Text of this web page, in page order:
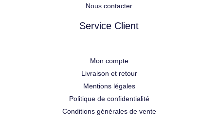
Nous contacter
Service Client
Mon compte
Livraison et retour
Mentions légales
Politique de confidentialité
Conditions générales de vente